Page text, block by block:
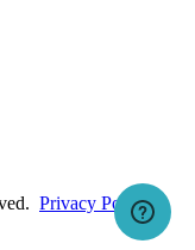
Privacy Policy